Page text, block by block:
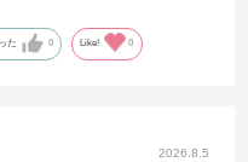
中も整頓できます。
た 0 Like! 0
2026.8.5